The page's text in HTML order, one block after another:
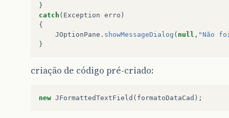
}
catch ( Exception erro )
{
JOptionPane . showMessageDialog ( null , "Não
}
criação de código pré-criado:
new JFormattedTextField ( formatoDataCad );